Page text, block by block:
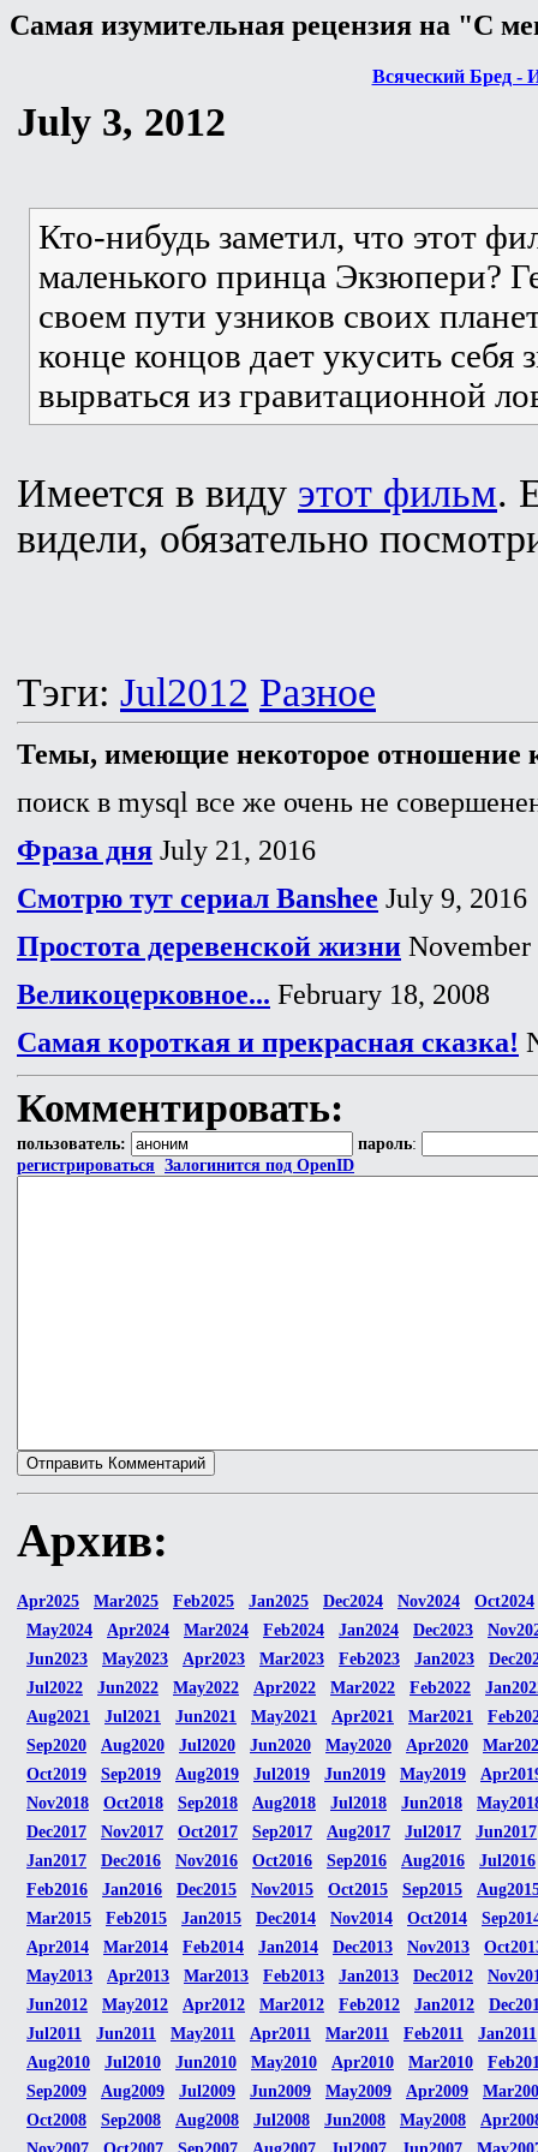
Самая изумительная рецензия на "С
Всяческий Бред -
July 3, 2012
Кто-нибудь заметил, что этот
маленького принца Экзюпери?
своем пути узников своих
конце концов дает укусить себя
вырваться из гравитационной
Имеется в виду этот фильм.
видели, обязательно
Тэги: Jul2012 Разное
Темы, имеющие некоторое отношение
поиск в mysql все же очень не
Фраза дня July 21, 2016
Смотрю тут сериал Banshee July 9, 2016
Простота деревенской жизни November
Великоцерковное... February 18, 2008
Самая короткая и прекрасная сказка!
Комментировать:
пользователь: пароль:
регистрироваться Залогинится под OpenID
Архив:
Apr2025 Mar2025 Feb2025 Jan2025 Dec2024 Nov2024
Oct2024
May2024
Apr2024 Mar2024 Feb2024 Jan2024 Dec2023
Jun2023
May2023 Apr2023 Mar2023 Feb2023 Jan2023
Jul2022
Jun2022 May2022 Apr2022 Mar2022 Feb2022
Aug2021
Jul2021 Jun2021 May2021 Apr2021 Mar2021
Sep2020
Aug2020 Jul2020 Jun2020 May2020 Apr2020
Oct2019
Sep2019 Aug2019 Jul2019 Jun2019 May2019
Nov2018
Oct2018 Sep2018 Aug2018 Jul2018 Jun2018
Dec2017
Nov2017 Oct2017 Sep2017 Aug2017 Jul2017
Jun2017
Jan2017
Dec2016 Nov2016 Oct2016 Sep2016 Aug2016
Jul2016
Feb2016
Jan2016 Dec2015 Nov2015 Oct2015 Sep2015
Mar2015
Feb2015 Jan2015 Dec2014 Nov2014 Oct2014
Apr2014
Mar2014 Feb2014 Jan2014 Dec2013 Nov2013
May2013
Apr2013 Mar2013 Feb2013 Jan2013 Dec2012
Jun2012
May2012 Apr2012 Mar2012 Feb2012 Jan2012
Jul2011
Jun2011 May2011 Apr2011 Mar2011 Feb2011
Jan2011
Aug2010
Jul2010 Jun2010 May2010 Apr2010 Mar2010
Sep2009
Aug2009 Jul2009 Jun2009 May2009 Apr2009
Oct2008
Sep2008 Aug2008 Jul2008 Jun2008 May2008